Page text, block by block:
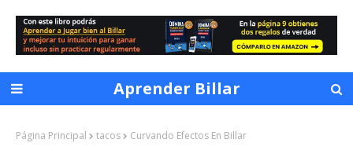
Aprender Billar
Página Principal tacos Curvando Efectos En Billar